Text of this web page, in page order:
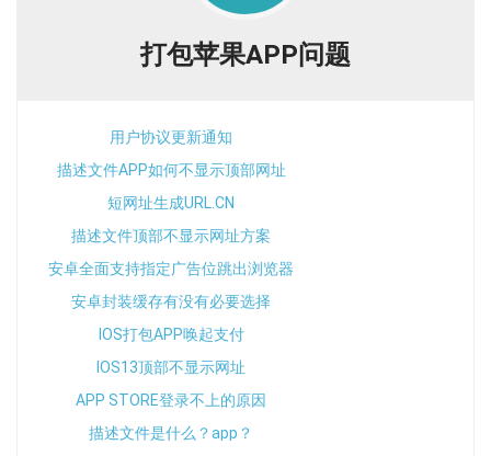
打包苹果APP问题
用户协议更新通知
描述文件APP如何不显示顶部网址
短网址生成URL.CN
描述文件顶部不显示网址方案
安卓全面支持指定广告位跳出浏览器
安卓封装缓存有没有必要选择
IOS打包APP唤起支付
IOS13顶部不显示网址
APP STORE登录不上的原因
描述文件是什么？app？